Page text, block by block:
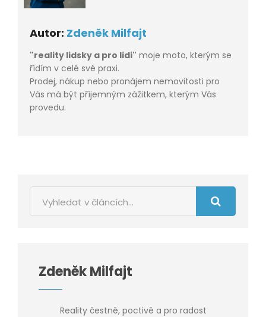
Autor: Zdeněk Milfajt
"reality lidsky a pro lidi" moje moto, kterým se
řídím v celé své praxi.
Prodej, nákup nebo pronájem nemovitosti pro
Vás má být příjemným zážitkem, kterým Vás
provedu.
Zdeněk Milfajt
Reality čestně, poctivě a pro radost